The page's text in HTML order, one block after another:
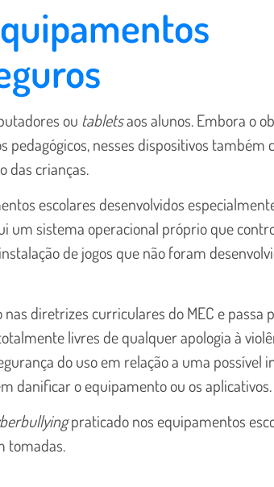
ou tabletsaos alunos. Embora o
nesses dispositivos também
das crianças.
escolares desenvolvidos
um sistema operacional próprio que
de jogos que não foram
diretrizes curriculares do MEC e passa
livres de qualquer apologia à
do uso em relação a uma possível
danificar o equipamento ou os aplicativos.
praticado nos equipamentos
tomadas.